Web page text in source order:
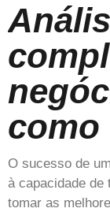
como
O sucesso de
à capacidade de
tomar as